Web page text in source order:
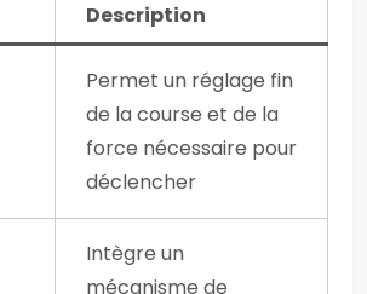
Description
Permet un réglage fin
de la course et de la
force nécessaire pour
déclencher
Intègre un
mécanisme de